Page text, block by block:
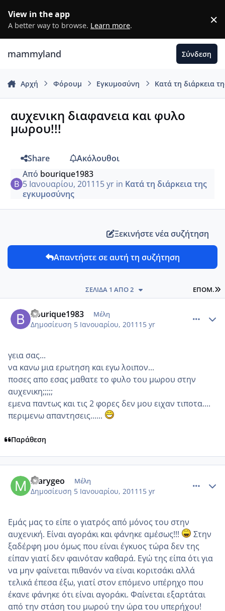
View in the app
A better way to browse. Learn more. ×
mammyland Σύνδεση
Αρχή Φόρουμ Εγκυμοσύνη Κατά τη διάρκεια
αυχενικη διαφανεια και φυλο
μωρου!!!
Share
Ακόλουθοι
Από bourique1983
5 Ιανουαρίου, 201115 yrin Κατά τη διάρκεια της
εγκυμοσύνης
Ξεκινήστε νέα συζήτηση
Απαντήστε σε αυτή τη συζήτηση
ΕΠΌΜ.
ΣΕΛΊΔΑ 1 ΑΠΌ 2
bourique1983 Μέλη
Δημοσίευση 5 Ιανουαρίου, 2011 15 yr
γεια σας...
να κανω μια ερωτηση και εγω λοιπον...
ποσες απο εσας μαθατε το φυλο του μωρου στην
αυχενικη;;;;;
εμενα παντως και τις 2 φορες δεν μου ειχαν τιποτα....
περιμενω απαντησεις......
Παράθεση
marygeo Μέλη
Δημοσίευση 5 Ιανουαρίου, 2011 15 yr
Εμάς μας το είπε ο γιατρός από μόνος του στην
αυχενική. Είναι αγοράκι και φάνηκε αμέσως!!!
Στην
ξαδέρφη μου όμως που είναι έγκυος τώρα δεν της
είπαν γιατί δεν φαινόταν καθαρά. Εγώ της είπα ότι για
να μην φαίνεται πιθανόν να είναι κοριτσάκι αλλά
τελικά έπεσα έξω, γιατί στον επόμενο υπέρηχο που
έκανε φάνηκε ότι είναι αγοράκι. Φαίνεται εξαρτάται
από την στάση του μωρού την ώρα του υπερήχου!